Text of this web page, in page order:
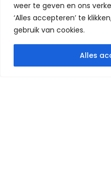
weer te geven en ons
‘Alles accepteren’ te
gebruik van cookies.
Alles